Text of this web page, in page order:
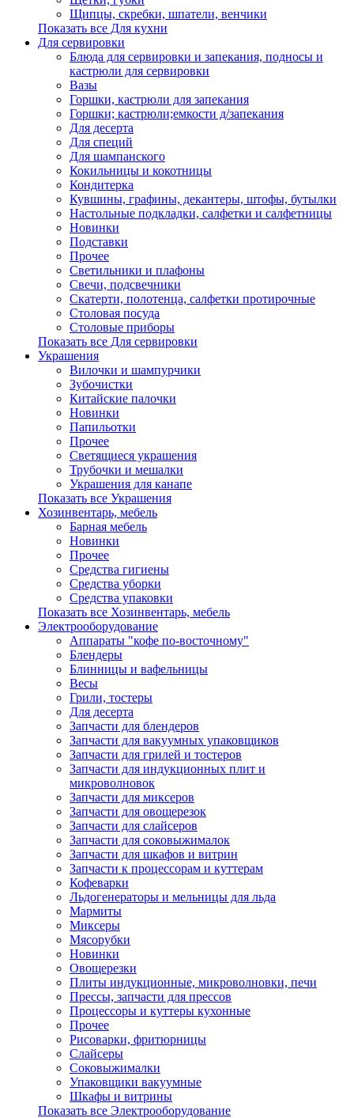
Щипцы, скребки, шпатели, венчики
Показать все Для кухни
Для сервировки
Блюда для сервировки и запекания, подносы и
кастрюли для сервировки
Вазы
Горшки, кастрюли для запекания
Горшки; кастрюли;емкости д/запекания
Для десерта
Для специй
Для шампанского
Кокильницы и кокотницы
Кондитерка
Кувшины, графины, декантеры, штофы, бутылки
Настольные подкладки, салфетки и салфетницы
Новинки
Подставки
Прочее
Светильники и плафоны
Свечи, подсвечники
Скатерти, полотенца, салфетки протирочные
Столовая посуда
Столовые приборы
Показать все Для сервировки
Украшения
Вилочки и шампурчики
Зубочистки
Китайские палочки
Новинки
Папильотки
Прочее
Светящиеся украшения
Трубочки и мешалки
Украшения для канапе
Показать все Украшения
Хозинвентарь, мебель
Барная мебель
Новинки
Прочее
Средства гигиены
Средства уборки
Средства упаковки
Показать все Хозинвентарь, мебель
Электрооборудование
Аппараты "кофе по-восточному"
Блендеры
Блинницы и вафельницы
Весы
Грили, тостеры
Для десерта
Запчасти для блендеров
Запчасти для вакуумных упаковщиков
Запчасти для грилей и тостеров
Запчасти для индукционных плит и
микроволновок
Запчасти для миксеров
Запчасти для овощерезок
Запчасти для слайсеров
Запчасти для соковыжималок
Запчасти для шкафов и витрин
Запчасти к процессорам и куттерам
Кофеварки
Льдогенераторы и мельницы для льда
Мармиты
Миксеры
Мясорубки
Новинки
Овощерезки
Плиты индукционные, микроволновки, печи
Прессы, запчасти для прессов
Процессоры и куттеры кухонные
Прочее
Рисоварки, фритюрницы
Слайсеры
Соковыжималки
Упаковщики вакуумные
Шкафы и витрины
Показать все Электрооборудование